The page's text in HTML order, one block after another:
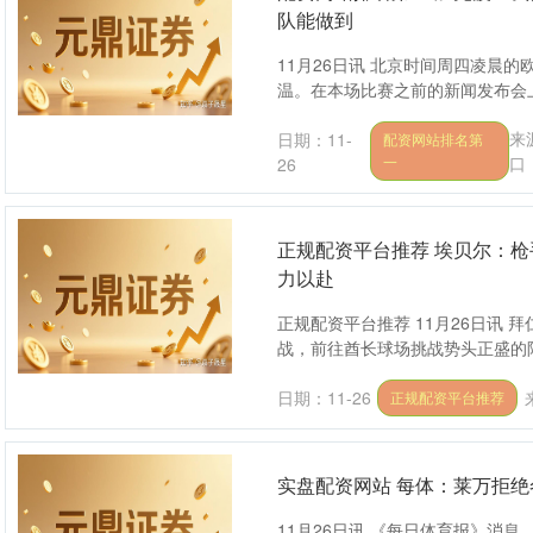
队能做到
11月26日讯 北京时间周四凌晨的
温。在本场比赛之前的新闻发布
日期：11-
26
配资网站排名第
一
来
口
正规配资平台推荐 埃贝尔：
力以赴
正规配资平台推荐 11月26日讯
战，前往酋长球场挑战势头正盛
日期：11-26 正规配资平台推荐
实盘配资网站 每体：莱万拒